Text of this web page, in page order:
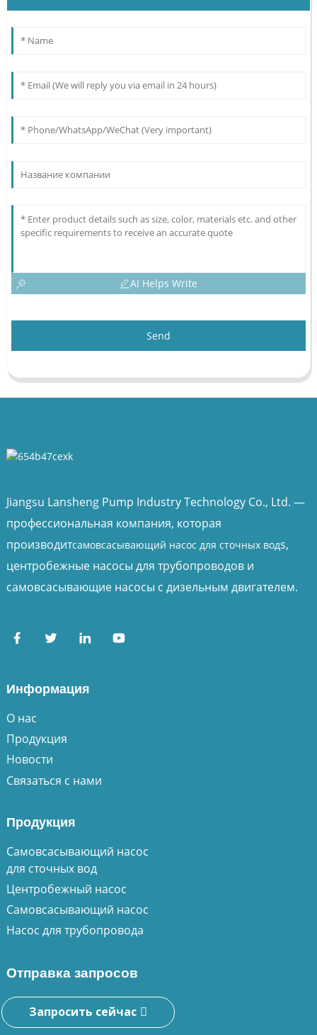
AI Helps Write
Send
Jiangsu Lansheng Pump Industry Technology Co., Ltd. —
профессиональная компания, которая
производитсамовсасывающий насос для сточных водs,
центробежные насосы для трубопроводов и
самовсасывающие насосы с дизельным двигателем.
Информация
О нас
Продукция
Новости
Связаться с нами
Продукция
Самовсасывающий насос
для сточных вод
Центробежный насос
Самовсасывающий насос
Насос для трубопровода
Отправка запросов
Запросить сейчас